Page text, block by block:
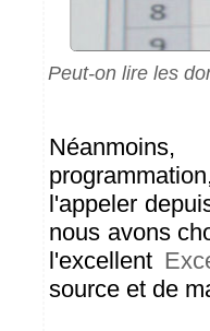
Peut-on lire les
l'appeler
nous avons
l'excellent
source et de